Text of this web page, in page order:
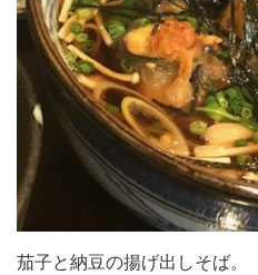
茄子と納豆の揚げ出しそば。